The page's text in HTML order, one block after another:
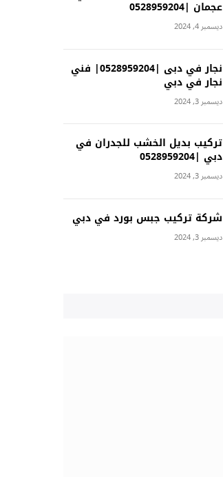
عجمان |0528959204
ديسمبر 4, 2024
نجار في دبى |0528959204| فني
نجار في دبي
ديسمبر 3, 2024
تركيب بديل الخشب للجدران في
دبي |0528959204
ديسمبر 3, 2024
شركة تركيب جبس بورد في دبي
ديسمبر 3, 2024